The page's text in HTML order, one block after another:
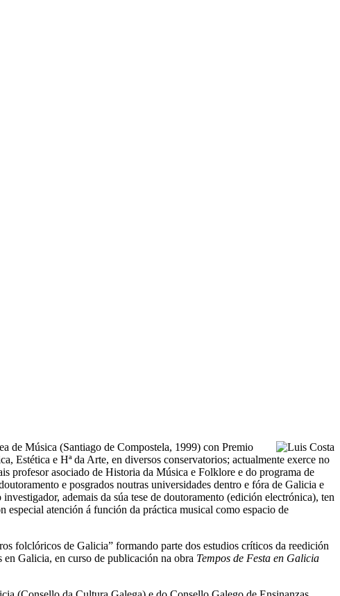
de Música (Santiago de Compostela, 1999) con Premio
Estética e Hª da Arte, en diversos conservatorios; actualmente exerce no
profesor asociado de Historia da Música e Folklore e do programa de
e posgrados noutras universidades dentro e fóra de Galicia e
ademais da súa tese de doutoramento (edición electrónica), ten
especial atención á función da práctica musical como espacio de
folclóricos de Galicia” formando parte dos estudios críticos da reedición
en Galicia, en curso de publicación na obra Tempos de Festa en Galicia